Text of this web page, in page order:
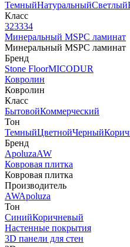
ТемныйНатуральныйСветлый
Класс
323334
Минеральный MSPC ламинат
Минеральный MSPC ламинат
Бренд
Stone FloorMICODUR
Ковролин
Ковролин
Класс
БытовойКоммерческий
Тон
ТемныйЦветнойЧерный
Бренд
ApoluzaAW
Ковровая плитка
Ковровая плитка
Производитель
AWApoluza
Тон
СинийКоричневый
Настенные покрытия
3D панели для стен